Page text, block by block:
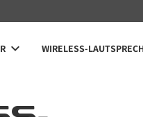
WIRELESS-